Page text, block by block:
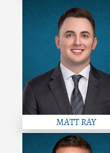
MATT RAY